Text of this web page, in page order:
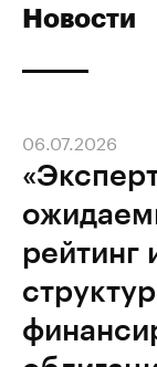
Новости
рейтинг
06.07.2026